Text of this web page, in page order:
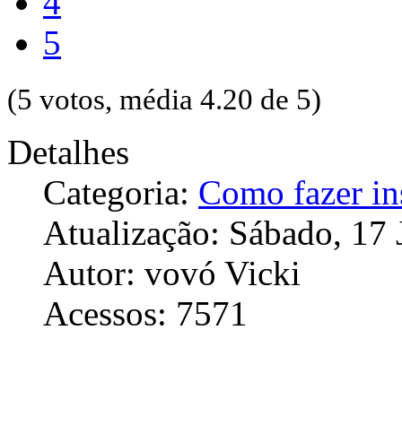
5
(5 votos, média 4.20 de 5)
Detalhes
Categoria: Como fazer
Atualização: Sábado, 17
Autor: vovó Vicki
Acessos: 7571